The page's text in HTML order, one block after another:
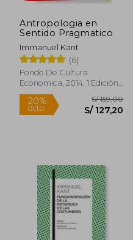
Antropologia en
Sentido Pragmatico
Immanuel Kant
(6)
Fondo De Cultura
Economica, 2014, 1 Edición,
Tapa Blanda, Nuevo
20%
dcto.
S/ 159,00
S/ 127,20
Rápido